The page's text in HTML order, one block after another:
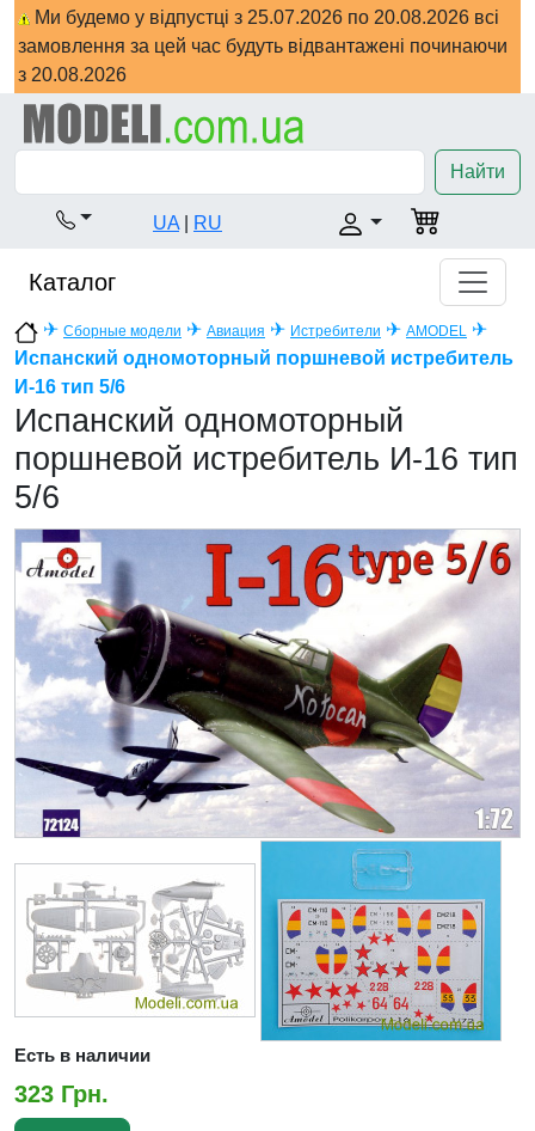
Ми будемо у відпустці з 25.07.2026 по 20.08.2026 всі
замовлення за цей час будуть відвантажені починаючи
з 20.08.2026
Найти
UA RU
Каталог
✈ Сборные модели ✈ Авиация ✈ Истребители ✈ AMODEL ✈
Испанский одномоторный поршневой истребитель
И-16 тип 5/6
Испанский одномоторный
поршневой истребитель И-16 тип
5/6
Есть в наличии
323 Грн.